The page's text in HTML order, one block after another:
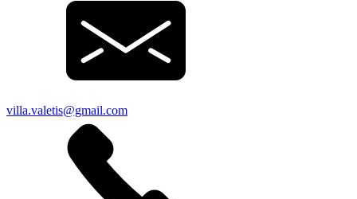
villa.valetis@gmail.com